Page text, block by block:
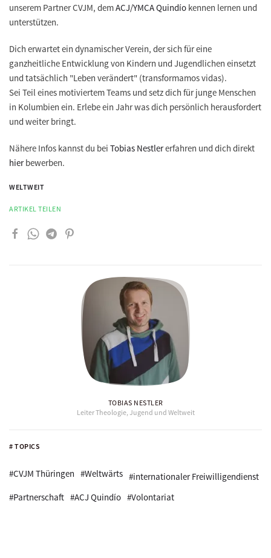
# TOPICS
#CVJM Thüringen #Weltwärts #internationaler Freiwilligendienst
#Partnerschaft #ACJ Quindío #Volontariat
unserem Partner CVJM, demACJ/YMCA Quindío kennen lernen und
unterstützen.
Dich erwartet ein dynamischer Verein, der sich für eine
ganzheitliche Entwicklung von Kindern und Jugendlichen einsetzt
und tatsächlich "Leben verändert" (transformamos vidas).
Sei Teil eines motiviertem Teams und setz dich für junge Menschen
in Kolumbien ein. Erlebe ein Jahr was dich persönlich herausfordert
und weiter bringt.
Nähere Infos kannst du bei Tobias Nestlererfahren und dich direkt
hierbewerben.
WELTWEIT
ARTIKEL TEILEN
TOBIAS NESTLER
Leiter Theologie, Jugend und Weltweit